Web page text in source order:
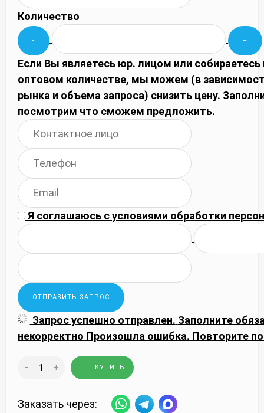
Количество
Если Вы являетесь юр. лицом или собираетесь
оптовом количестве, мы можем (в
рынка и объема запроса) снизить цену.
посмотрим что сможем предложить.
Я соглашаюсь сусловиями обработки
Запрос успешно отправлен. Заполните
некорректно Произошла ошибка. Повторите
- + КУПИТЬ
Заказать через: